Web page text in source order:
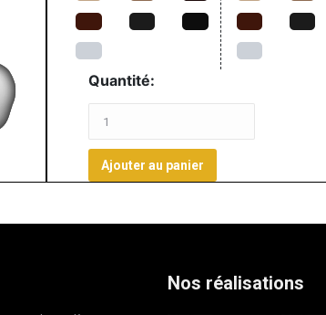
Quantité:
Ajouter au panier
Nos réalisations